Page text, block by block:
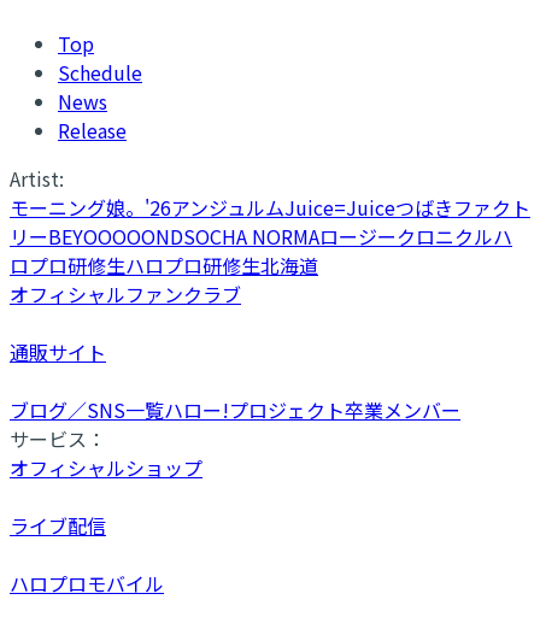
Top
Schedule
News
Release
Artist:
モーニング娘。'26アンジュルムJuice=Juiceつばきファクト
リーBEYOOOOONDSOCHA NORMAロージークロニクルハ
ロプロ研修生ハロプロ研修生北海道
オフィシャルファンクラブ
通販サイト
ブログ／SNS一覧ハロー!プロジェクト卒業メンバー
サービス：
オフィシャルショップ
ライブ配信
ハロプロモバイル